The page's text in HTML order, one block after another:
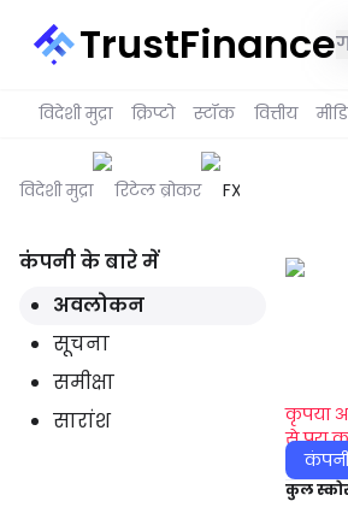
TrustFinance
विदेशी मुद्रा क्रिप्टो स्टॉक वित्तीय
विदेशी मुद्रा रिटेल ब्रोकर FXGT
कंपनी के बारे में
अवलोकन
सूचना
समीक्षा
सारांश
कृपया
से पूरा
कुल